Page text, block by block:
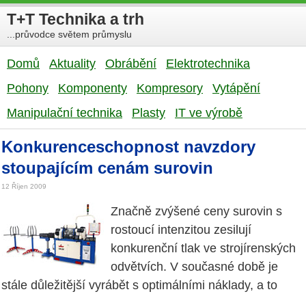
T+T Technika a trh
...průvodce světem průmyslu
Domů Aktuality Obrábění
Elektrotechnika
Pohony
Komponenty Kompresory
Vytápění
Manipulační technika
Plasty IT ve výrobě
Konkurenceschopnost navzdory
stoupajícím cenám surovin
12 Říjen 2009
Značně zvýšené ceny surovin s
rostoucí intenzitou zesilují
konkurenční tlak ve strojírenských
odvětvích. V současné době je
stále důležitější vyrábět s optimálními náklady, a to